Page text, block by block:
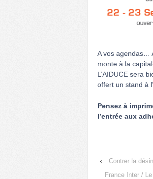
A vos agendas…
monte à la
L’AIDUCE sera
offert un stand à
Pensez à
l’entrée aux
‹
Contrer la
France Inter /